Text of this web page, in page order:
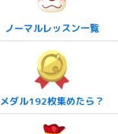
ノーマルレッスン一覧
メダル192枚集めたら？